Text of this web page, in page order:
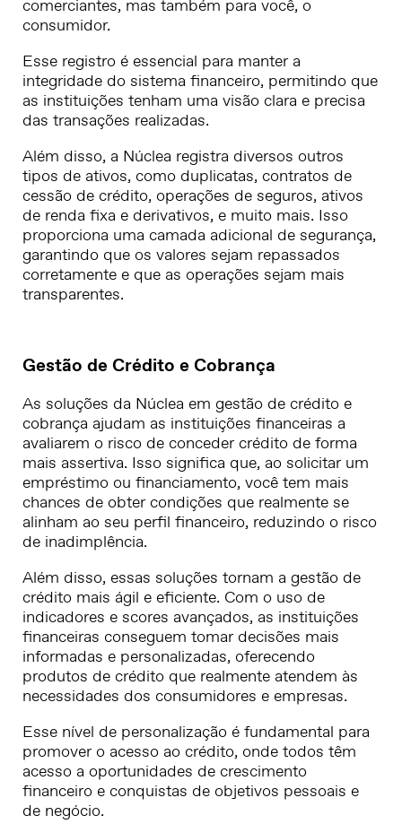
comerciantes, mas também para você, o
consumidor.
Esse registro é essencial para manter a
integridade do sistema financeiro, permitindo que
as instituições tenham uma visão clara e precisa
das transações realizadas.
Além disso, a Núclea registra diversos outros
tipos de ativos, como duplicatas, contratos de
cessão de crédito, operações de seguros, ativos
de renda fixa e derivativos, e muito mais. Isso
proporciona uma camada adicional de segurança,
garantindo que os valores sejam repassados
corretamente e que as operações sejam mais
transparentes.
Gestão de Crédito e Cobrança
As soluções da Núclea em gestão de crédito e
cobrança ajudam as instituições financeiras a
avaliarem o risco de conceder crédito de forma
mais assertiva. Isso significa que, ao solicitar um
empréstimo ou financiamento, você tem mais
chances de obter condições que realmente se
alinham ao seu perfil financeiro, reduzindo o risco
de inadimplência.
Além disso, essas soluções tornam a gestão de
crédito mais ágil e eficiente. Com o uso de
indicadores e scores avançados, as instituições
financeiras conseguem tomar decisões mais
informadas e personalizadas, oferecendo
produtos de crédito que realmente atendem às
necessidades dos consumidores e empresas.
Esse nível de personalização é fundamental para
promover o acesso ao crédito, onde todos têm
acesso a oportunidades de crescimento
financeiro e conquistas de objetivos pessoais e
de negócio.